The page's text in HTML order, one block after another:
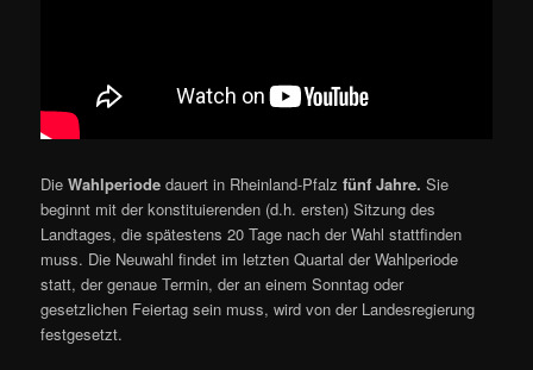
DieWahlperiodedauert in Rheinland-Pfalzfünf Jahre. Sie
beginnt mit der konstituierenden (d.h. ersten) Sitzung des
Landtages, die spätestens 20 Tage nach der Wahl stattfinden
muss. Die Neuwahl findet im letzten Quartal der Wahlperiode
statt, der genaue Termin, der an einem Sonntag oder
gesetzlichen Feiertag sein muss, wird von der Landesregierung
festgesetzt.